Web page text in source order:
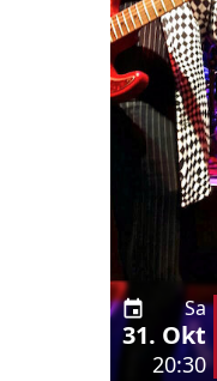
Sa
31. Okt
20:30